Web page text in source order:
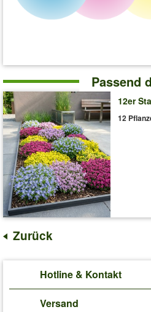
Passend
12er
12
Zurück
Hotline & Kontakt
Versand